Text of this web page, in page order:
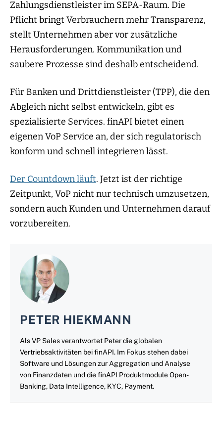
Zahlungsdienstleister im SEPA-Raum. Die
Pflicht bringt Verbrauchern mehr Transparenz,
stellt Unternehmen aber vor zusätzliche
Herausforderungen. Kommunikation und
saubere Prozesse sind deshalb entscheidend.
Für Banken und Drittdienstleister (TPP), die den
Abgleich nicht selbst entwickeln, gibt es
spezialisierte Services. finAPI bietet einen
eigenen VoP Service an, der sich regulatorisch
konform und schnell integrieren lässt.
Der Countdown läuft. Jetzt ist der richtige
Zeitpunkt, VoP nicht nur technisch umzusetzen,
sondern auch Kunden und Unternehmen darauf
vorzubereiten.
PETER HIEKMANN
Als VP Sales verantwortet Peter die globalen
Vertriebsaktivitäten bei finAPI. Im Fokus stehen dabei
Software und Lösungen zur Aggregation und Analyse
von Finanzdaten und die finAPI Produktmodule Open-
Banking, Data Intelligence, KYC, Payment.